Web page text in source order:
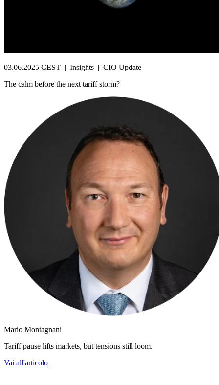
03.06.2025 CEST Insights
CIO Update
The calm before the next tariff storm?
Mario Montagnani
Tariff pause lifts markets, but tensions still loom.
Vai all'articolo